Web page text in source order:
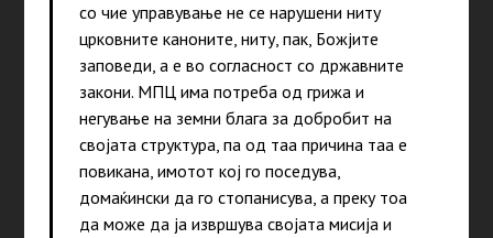
со чие управување не се нарушени ниту
црковните каноните, ниту, пак, Божјите
заповеди, а е во согласност со државните
закони. МПЦ има потреба од грижа и
негување на земни блага за добробит на
својата структура, па од таа причина таа е
повикана, имотот кој го поседува,
домаќински да го стопанисува, а преку тоа
да може да ја извршува својата мисија и